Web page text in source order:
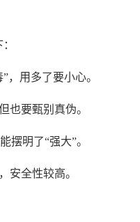
用多了要小心。
也要甄别真伪。
摆明了“强大”。
安全性较高。